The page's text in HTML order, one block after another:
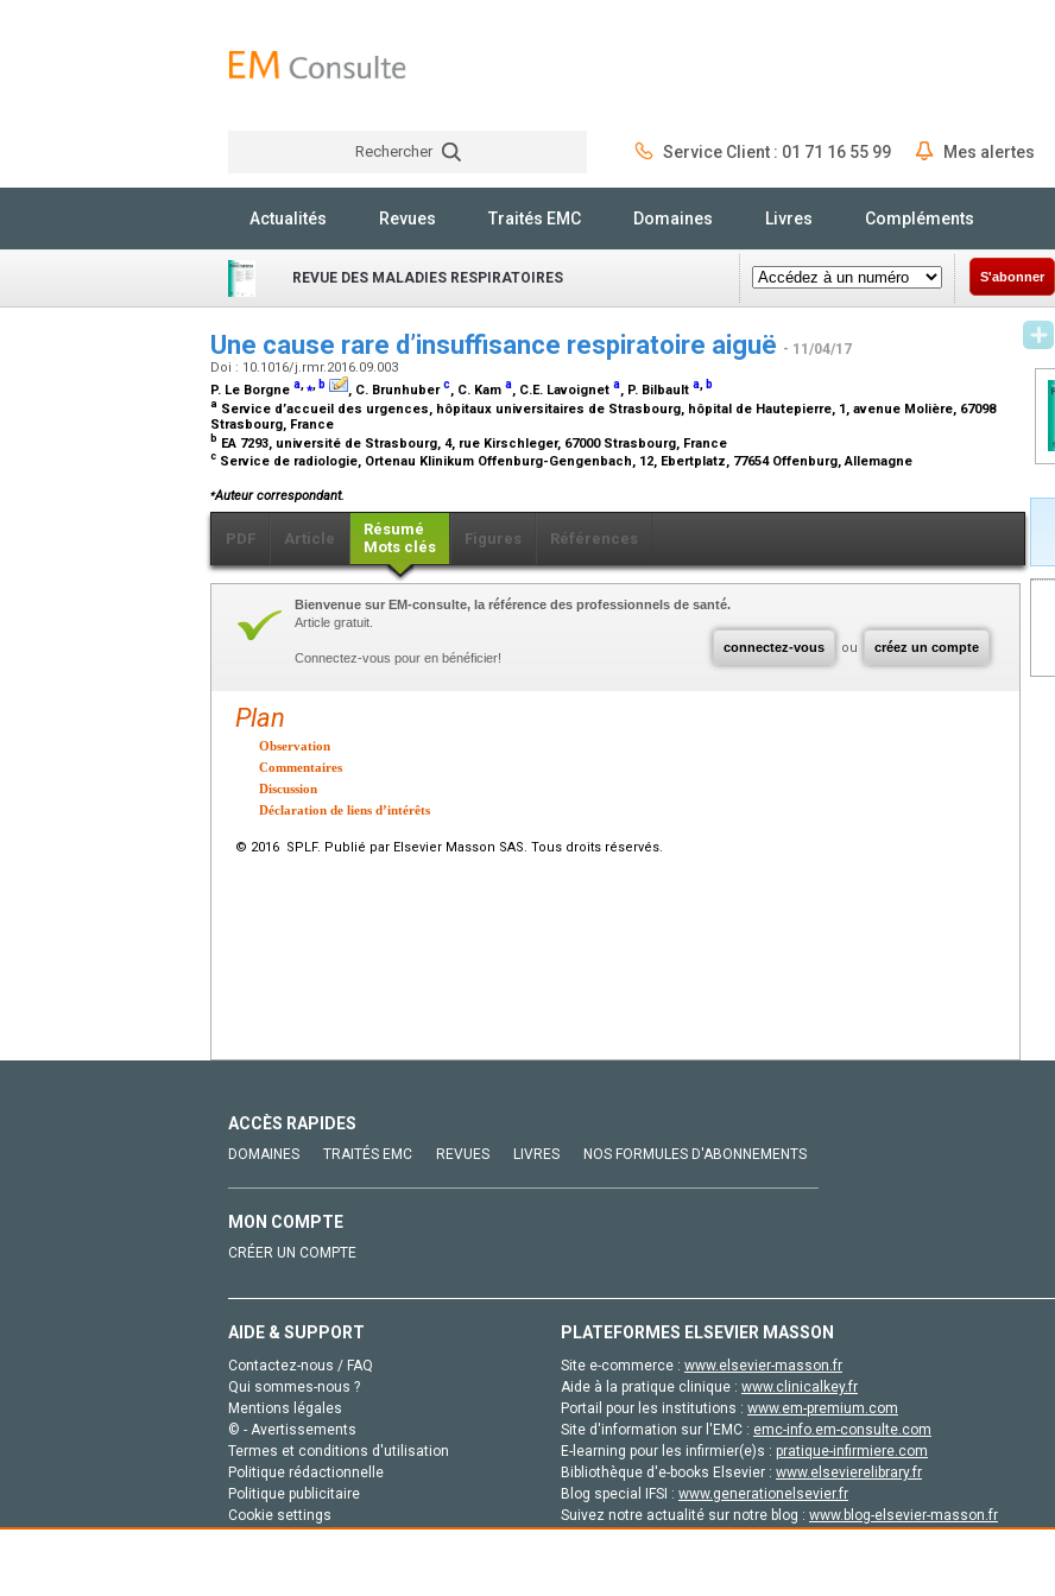
Rechercher Service Client : 01 71 16 55 99 Mes alertes
Actualités Revues Traités EMC Domaines Livres Compléments
REVUE DES MALADIES RESPIRATOIRES S'abonner
Une cause rare d’insuffisance respiratoire aiguë - 11/04/17
Doi : 10.1016/j.rmr.2016.09.003
P. Le Borgne a,⁎, b , C. Brunhuberc, C. Kam a, C.E. Lavoignet a, P. Bilbault a, b
a Service d’accueil des urgences, hôpitaux universitaires de Strasbourg, hôpital de Hautepierre, 1, avenue Molière, 67098
Strasbourg, France
b EA 7293, université de Strasbourg, 4, rue Kirschleger, 67000 Strasbourg, France
c Service de radiologie, Ortenau Klinikum Offenburg-Gengenbach, 12, Ebertplatz, 77654 Offenburg, Allemagne
⁎Auteur correspondant.
PDF Article
Résumé
Mots clés
Figures Références
connectez-vous ou créez un compte
Bienvenue sur EM-consulte, la référence des professionnels de santé.
Article gratuit.
Connectez-vous pour en bénéficier!
Plan
Observation
Commentaires
Discussion
Déclaration de liens d’intérêts
© 2016 SPLF. Publié par Elsevier Masson SAS. Tous droits réservés.
ACCÈS RAPIDES
DOMAINES TRAITÉS EMC REVUES LIVRES NOS FORMULES D'ABONNEMENTS
MON COMPTE
CRÉER UN COMPTE
AIDE & SUPPORT
Contactez-nous / FAQ
Qui sommes-nous ?
Mentions légales
© - Avertissements
Termes et conditions d'utilisation
Politique rédactionnelle
Politique publicitaire
Cookie settings
PLATEFORMES ELSEVIER MASSON
Site e-commerce : www.elsevier-masson.fr
Aide à la pratique clinique : www.clinicalkey.fr
Portail pour les institutions : www.em-premium.com
Site d'information sur l'EMC : emc-info.em-consulte.com
E-learning pour les infirmier(e)s : pratique-infirmiere.com
Bibliothèque d'e-books Elsevier : www.elsevierelibrary.fr
Blog special IFSI : www.generationelsevier.fr
Suivez notre actualité sur notre blog : www.blog-elsevier-masson.fr